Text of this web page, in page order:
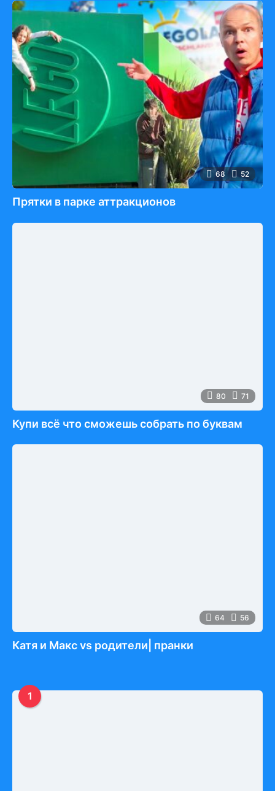
68 52
Прятки в парке аттракционов
80 71
Купи всё что сможешь собрать по буквам
64 56
Катя и Макс vs родители| пранки
1